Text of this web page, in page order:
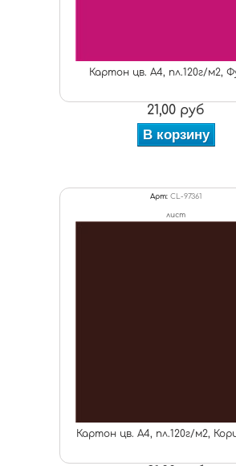
Картон цв. А4, пл.120г/м2,
21,00 руб
В корзину
Арт: CL-97361
лист
Картон цв. А4, пл.120г/м2,